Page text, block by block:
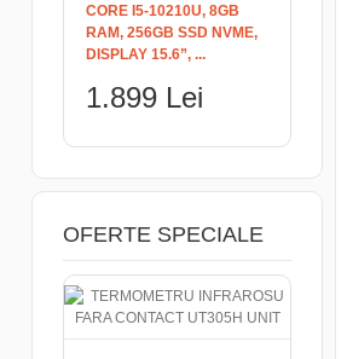
CORE I5-10210U, 8GB
RAM, 256GB SSD NVME,
DISPLAY 15.6”, ...
1.899 Lei
OFERTE SPECIALE